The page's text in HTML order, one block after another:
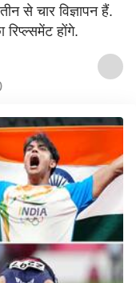
से चार विज्ञापन हैं.
होंगे.